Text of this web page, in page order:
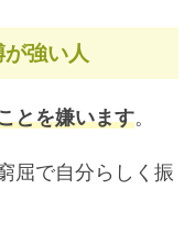
強い人
とを嫌います。
屈で自分らしく振